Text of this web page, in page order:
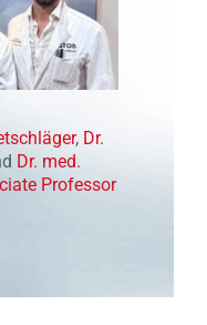
, Dr.
Dr. med.
Professor